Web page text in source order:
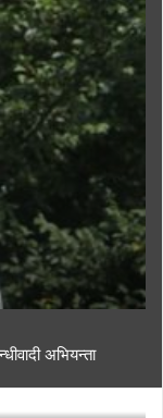
अभियन्ता